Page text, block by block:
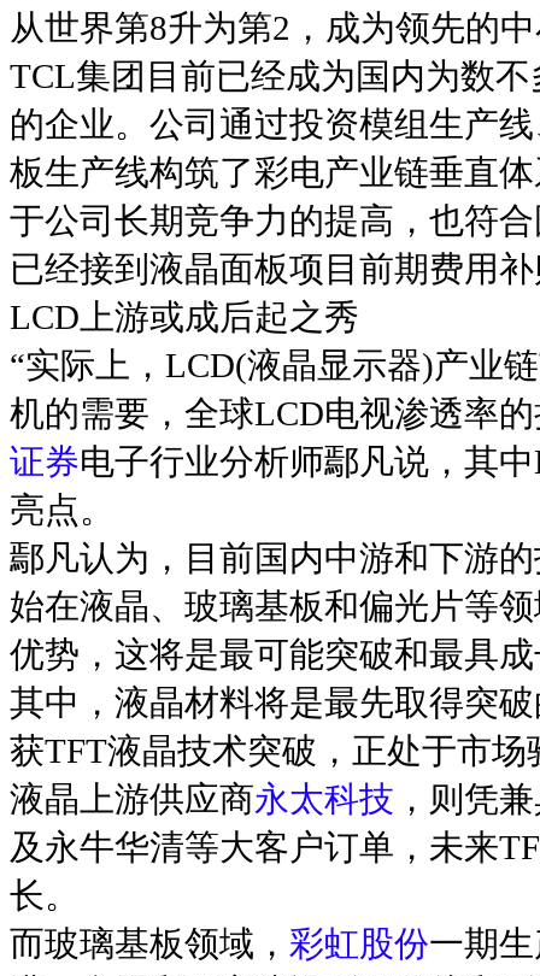
从世界第8升为第2，成为领先的
TCL集团目前已经成为国内为数
的企业。公司通过投资模组生产
板生产线构筑了彩电产业链垂直
于公司长期竞争力的提高，也符
已经接到液晶面板项目前期费用
LCD上游或成后起之秀
“实际上，LCD(液晶显示器)产业
机的需要，全球LCD电视渗透率
证券电子行业分析师鄢凡说，其
亮点。
鄢凡认为，目前国内中游和下游
始在液晶、玻璃基板和偏光片等
优势，这将是最可能突破和最具
其中，液晶材料将是最先取得突
获TFT液晶技术突破，正处于市
液晶上游供应商永太科技 ，则凭
及永牛华清等大客户订单，未来
长。
而玻璃基板领域， 彩虹股份一期